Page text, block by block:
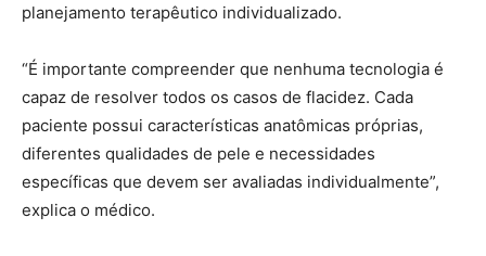
planejamento terapêutico individualizado.
“É importante compreender que nenhuma tecnologia é
capaz de resolver todos os casos de flacidez. Cada
paciente possui características anatômicas próprias,
diferentes qualidades de pele e necessidades
específicas que devem ser avaliadas individualmente”,
explica o médico.